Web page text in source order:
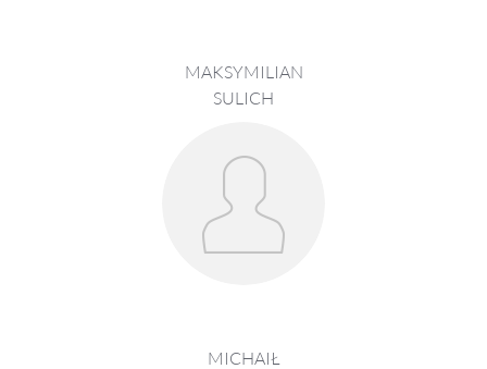
MAKSYMILIAN
SULICH
MICHAIŁ